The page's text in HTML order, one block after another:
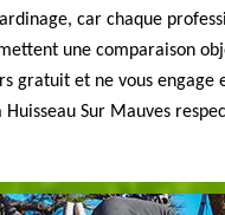
car chaque
une comparaison
gratuit et ne vous engage
Sur Mauves